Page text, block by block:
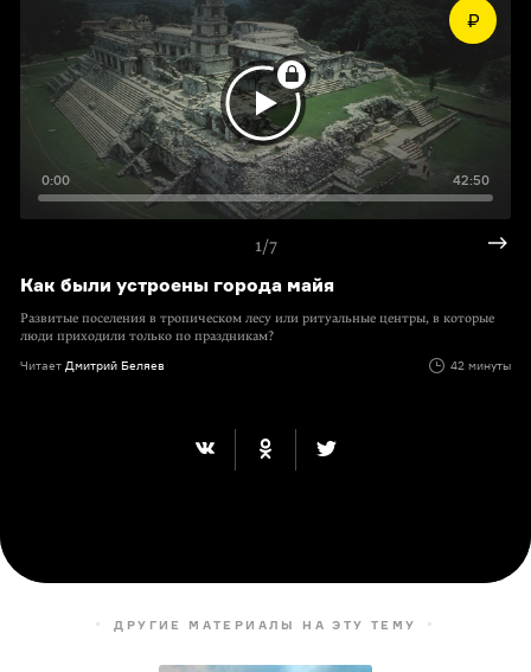
0:00 42:50
1/7
Как были устроены города майя
Развитые поселения в тропическом лесу или ритуальные центры, в которые
люди приходили только по праздникам?
Читает Дмитрий Беляев 42 минуты
ДРУГИЕ МАТЕРИАЛЫ НА ЭТУ ТЕМУ